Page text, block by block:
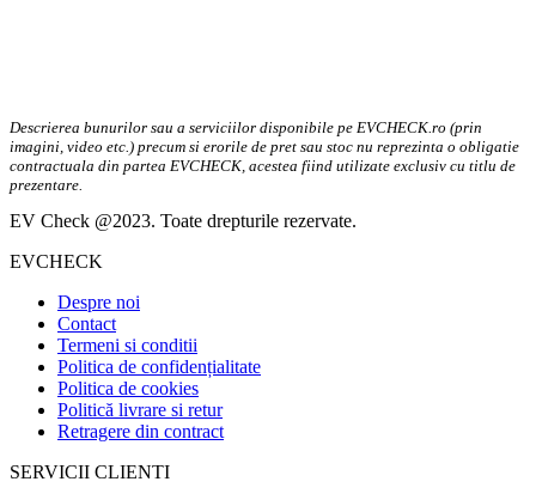
Descrierea bunurilor sau a serviciilor disponibile pe EVCHECK.ro (prin
imagini, video etc.) precum si erorile de pret sau stoc nu reprezinta o obligatie
contractuala din partea EVCHECK, acestea fiind utilizate exclusiv cu titlu de
prezentare.
EV Check @2023. Toate drepturile rezervate.
EVCHECK
Despre noi
Contact
Termeni si conditii
Politica de confidențialitate
Politica de cookies
Politică livrare si retur
Retragere din contract
SERVICII CLIENTI